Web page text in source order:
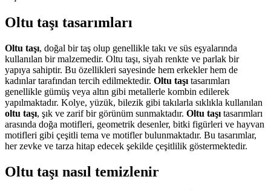
Oltu taşı tasarımları
Oltu taşı, doğal bir taş olup genellikle takı ve süs eşyalarında
kullanılan bir malzemedir. Oltu taşı, siyah renkte ve parlak bir
yapıya sahiptir. Bu özellikleri sayesinde hem erkekler hem de
kadınlar tarafından tercih edilmektedir. Oltu taşı tasarımları
genellikle gümüş veya altın gibi metallerle kombin edilerek
yapılmaktadır. Kolye, yüzük, bilezik gibi takılarla sıklıkla kullanılan
oltu taşı, şık ve zarif bir görünüm sunmaktadır. Oltu taşı tasarımları
arasında doğa motifleri, geometrik desenler, bitki figürleri ve hayvan
motifleri gibi çeşitli tema ve motifler bulunmaktadır. Bu tasarımlar,
her zevke ve tarza hitap edecek şekilde çeşitlilik göstermektedir.
Oltu taşı nasıl temizlenir